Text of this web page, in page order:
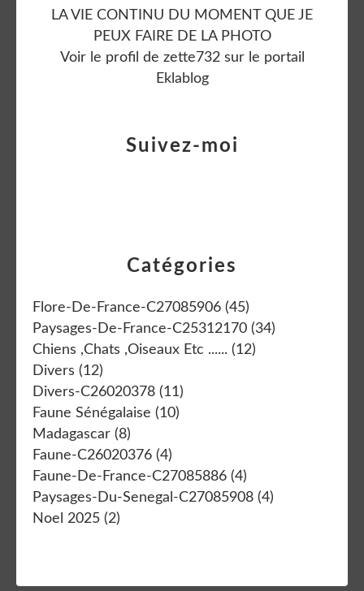
Catégories
Flore-De-France-C27085906 (45)
Paysages-De-France-C25312170 (34)
Chiens ,chats ,oiseaux Etc ...... (12)
Divers (12)
Divers-C26020378 (11)
Faune Sénégalaise (10)
Madagascar (8)
Faune-C26020376 (4)
Faune-De-France-C27085886 (4)
Paysages-Du-Senegal-C27085908 (4)
Noel 2025 (2)
Suivez-moi
LA VIE CONTINU DU MOMENT QUE JE
PEUX FAIRE DE LA PHOTO
Voir le profil de zette732sur le portail
Eklablog